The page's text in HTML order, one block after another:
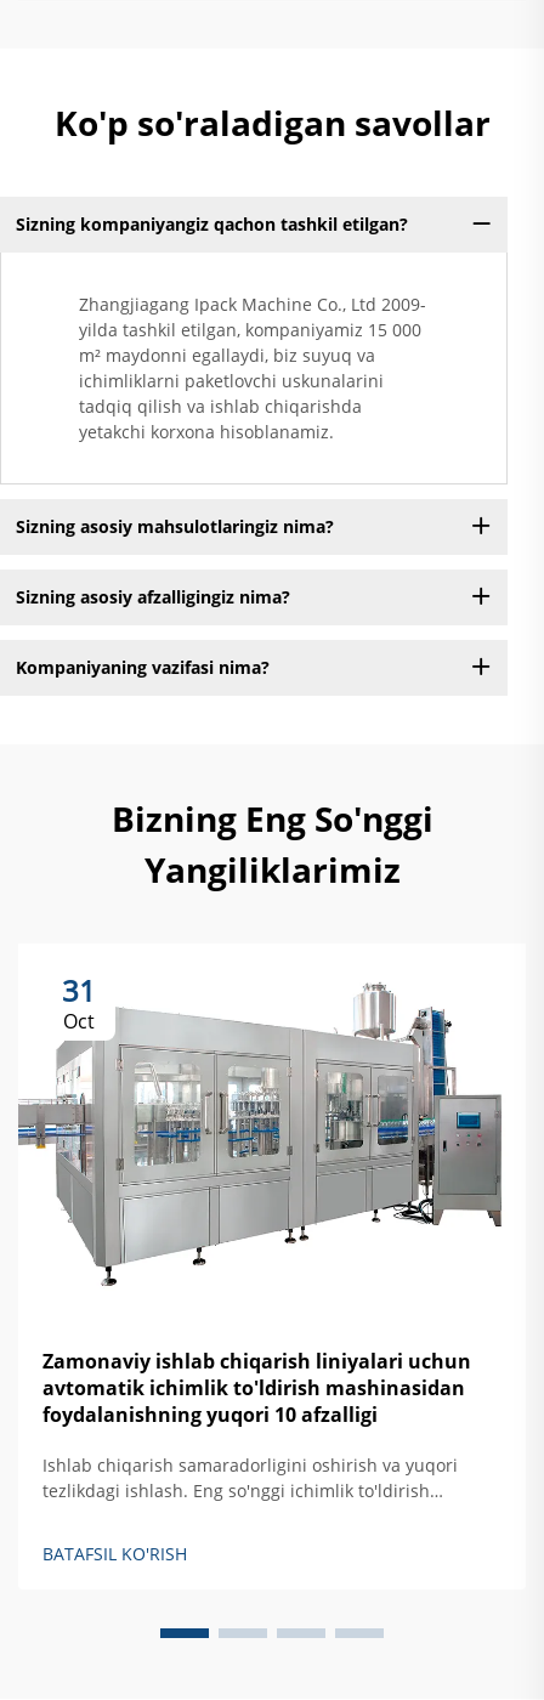
Ko'p so'raladigan savollar
Sizning kompaniyangiz qachon tashkil etilgan?
Zhangjiagang Ipack Machine Co., Ltd 2009-
yilda tashkil etilgan, kompaniyamiz 15 000
m² maydonni egallaydi, biz suyuq va
ichimliklarni paketlovchi uskunalarini
tadqiq qilish va ishlab chiqarishda
yetakchi korxona hisoblanamiz.
Sizning asosiy mahsulotlaringiz nima?
Sizning asosiy afzalligingiz nima?
Kompaniyaning vazifasi nima?
Bizning Eng So'nggi
Yangiliklarimiz
31
Oct
Zamonaviy ishlab chiqarish liniyalari uchun
avtomatik ichimlik to'ldirish mashinasidan
foydalanishning yuqori 10 afzalligi
Ishlab chiqarish samaradorligini oshirish va yuqori
tezlikdagi ishlash. Eng so'nggi ichimlik to'ldirish
imkoniyatiga ega bo'lib, daqiqasiga taxminan 1200 ta
BATAFSIL KO'RISH